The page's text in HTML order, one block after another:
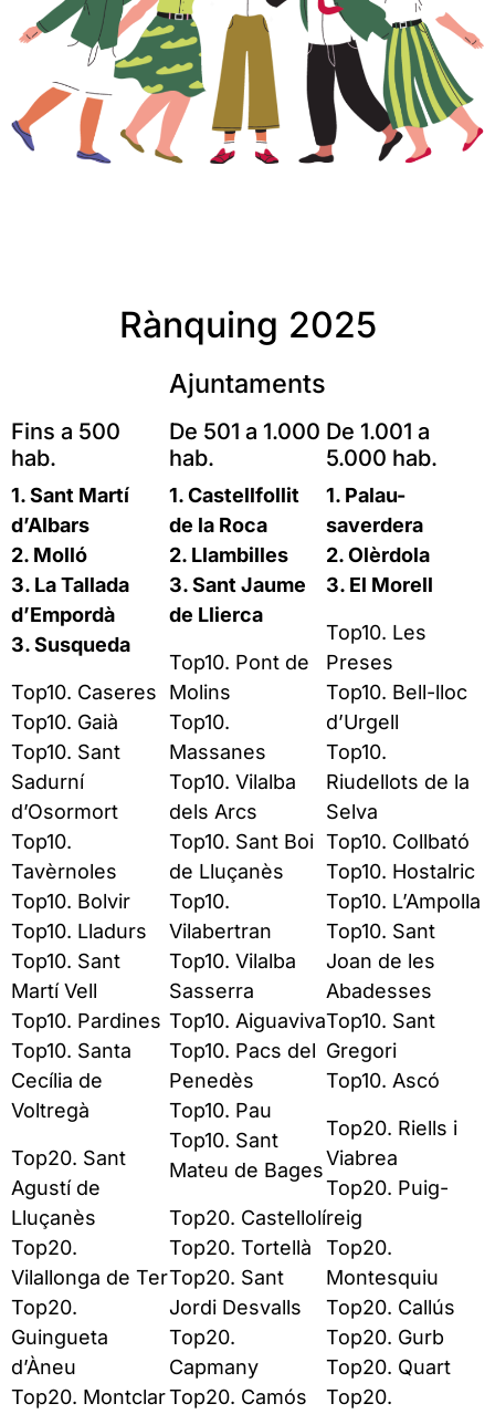
Rànquing 2025
Ajuntaments
Fins a 500
hab.
1. Sant Martí
d’Albars
2. Molló
3. La Tallada
d’Empordà
3. Susqueda
Top10. Caseres
Top10. Gaià
Top10. Sant
Sadurní
d’Osormort
Top10.
Tavèrnoles
Top10. Bolvir
Top10. Lladurs
Top10. Sant
Martí Vell
Top10. Pardines
Top10. Santa
Cecília de
Voltregà
Top20. Sant
Agustí de
Lluçanès
Top20.
Vilallonga de Ter
Top20.
Guingueta
d’Àneu
Top20. Montclar
De 501 a 1.000
hab.
1. Castellfollit
de la Roca
2. Llambilles
3. Sant Jaume
de Llierca
Top10. Pont de
Molins
Top10.
Massanes
Top10. Vilalba
dels Arcs
Top10. Sant Boi
de Lluçanès
Top10.
Vilabertran
Top10. Vilalba
Sasserra
Top10. Aiguaviva
Top10. Pacs del
Penedès
Top10. Pau
Top10. Sant
Mateu de Bages
Top20. Castellolí
Top20. Tortellà
Top20. Sant
Jordi Desvalls
Top20.
Capmany
Top20. Camós
De 1.001 a
5.000 hab.
1. Palau-
saverdera
2. Olèrdola
3. El Morell
Top10. Les
Preses
Top10. Bell-lloc
d’Urgell
Top10.
Riudellots de la
Selva
Top10. Collbató
Top10. Hostalric
Top10. L’Ampolla
Top10. Sant
Joan de les
Abadesses
Top10. Sant
Gregori
Top10. Ascó
Top20. Riells i
Viabrea
Top20. Puig-
reig
Top20.
Montesquiu
Top20. Callús
Top20. Gurb
Top20. Quart
Top20.